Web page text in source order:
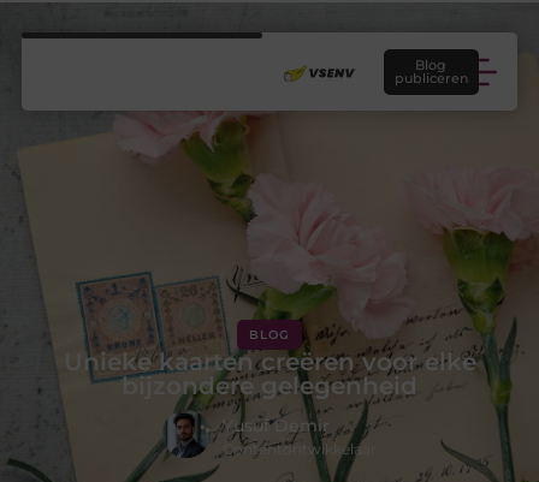
Blog
publiceren
BLOG
Unieke kaarten creëren voor elke
bijzondere gelegenheid
Yusuf Demir
Contentontwikkelaar